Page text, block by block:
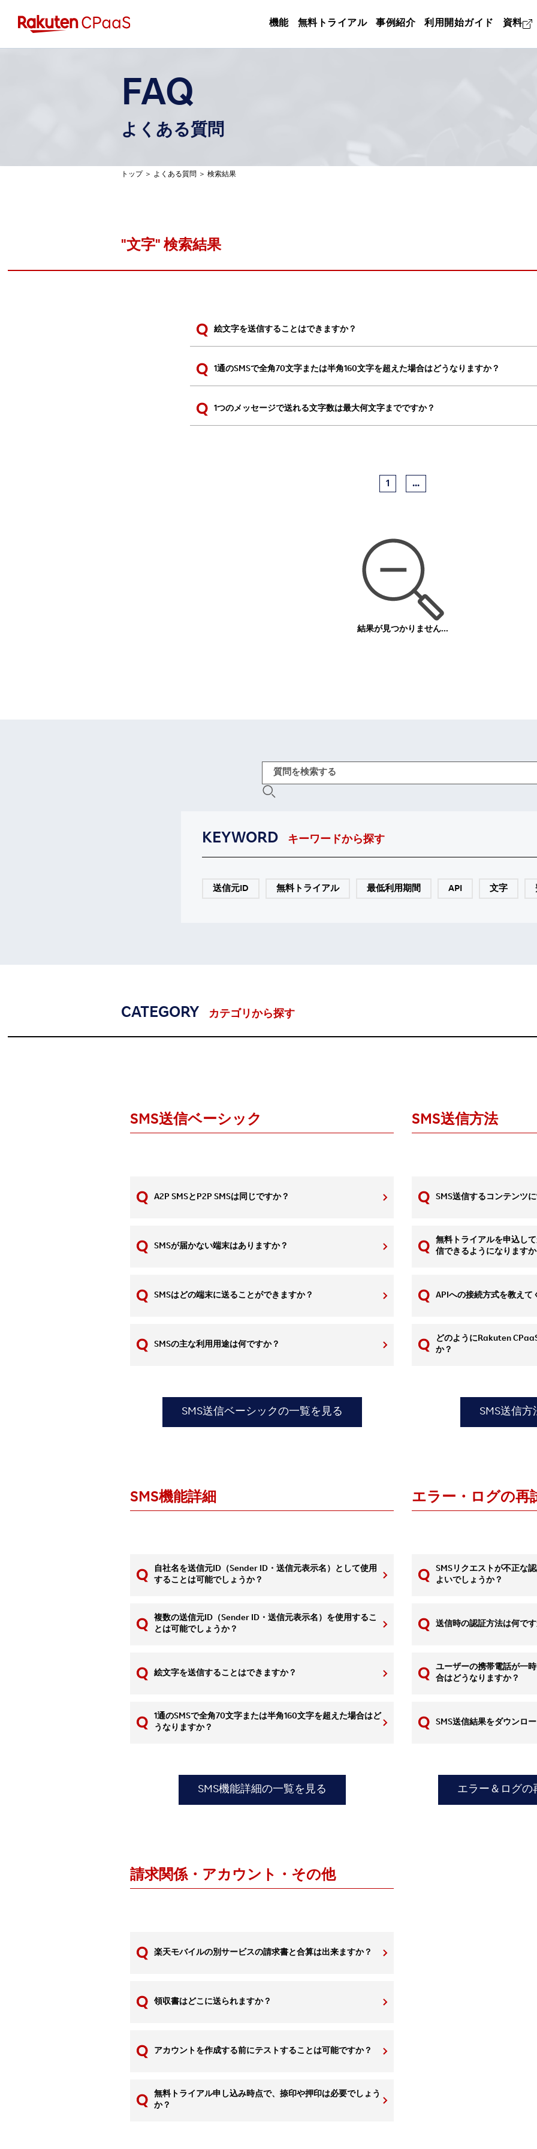
機能 無料トライアル 事例紹介 利用開始ガイド 資料
FAQ
よくある質問
トップ ＞ よくある質問 ＞ 検索結果
"文字" 検索結果
絵文字を送信することはできますか？
1通のSMSで全角70文字または半角160文字を超えた場合はどうなりますか？
1つのメッセージで送れる文字数は最大何文字までですか？
1 ...
結果が見つかりません...
KEYWORD キーワードから探す
送信元ID 無料トライアル 最低利用期間 API 文字
CATEGORY カテゴリから探す
SMS送信ベーシック
A2P SMSとP2P SMSは同じですか？
SMSが届かない端末はありますか？
SMSはどの端末に送ることができますか？
SMSの主な利用用途は何ですか？
SMS送信ベーシックの一覧を見る
SMS送信方法
SMS送信するコンテンツ
無料トライアルを申込し
信できるようになります
APIへの接続方式を教えて
どのようにRakuten
か？
SMS送信
SMS機能詳細
自社名を送信元ID（Sender ID・送信元表示名）として使用
することは可能でしょうか？
複数の送信元ID（Sender ID・送信元表示名）を使用するこ
とは可能でしょうか？
絵文字を送信することはできますか？
1通のSMSで全角70文字または半角160文字を超えた場合はど
うなりますか？
SMS機能詳細の一覧を見る
エラー・ログの再
SMSリクエストが不正な
よいでしょうか？
送信時の認証方法は何で
ユーザーの携帯電話が一
合はどうなりますか？
SMS送信結果をダウンロ
エラー＆ログの
請求関係・アカウント・その他
楽天モバイルの別サービスの請求書と合算は出来ますか？
領収書はどこに送られますか？
アカウントを作成する前にテストすることは可能ですか？
無料トライアル申し込み時点で、捺印や押印は必要でしょう
か？